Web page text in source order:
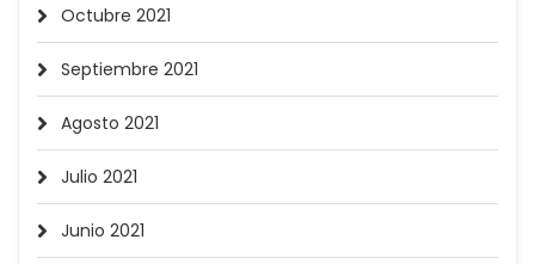
Octubre 2021
Septiembre 2021
Agosto 2021
Julio 2021
Junio 2021